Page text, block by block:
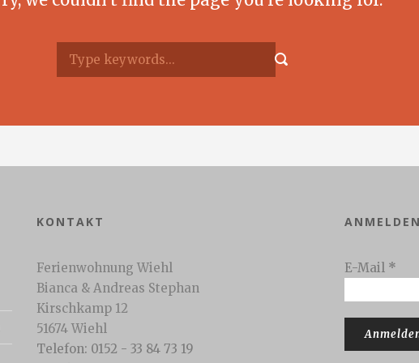
KONTAKT
Ferienwohnung Wiehl
Bianca & Andreas Stephan
Kirschkamp 12
51674 Wiehl
Telefon: 0152 - 33 84 73 19
E-Mail *